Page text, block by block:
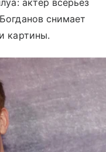
актер всерьез
снимает
картины.